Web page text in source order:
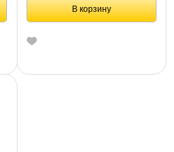
В корзину